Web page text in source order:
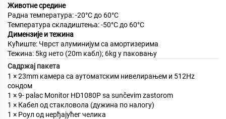
Животне средине
Радна температура: -20°C до 60°C
Температура складиштења: -50°C до 60°C
Димензије и тежина
Кућиште: Чврст алуминијум са амортизерима
Тежина: 5kg нето (20m кабл); 6kg у паковању
Садржај пакета
1 × 23mm камера са аутоматским нивелирањем и 512Hz
сондом
1 × 9- palac Monitor HD1080P sa sunčevim zastorom
1 × Кабел од стакловола (дужина по налогу)
1 × Роул од нерђајућег челика